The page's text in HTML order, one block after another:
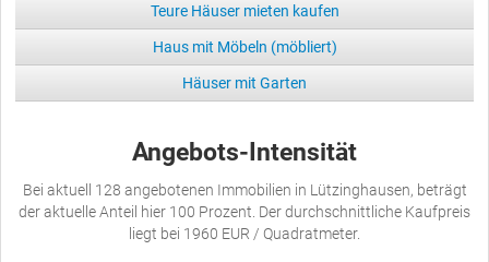
Teure Häuser mieten kaufen
Haus mit Möbeln (möbliert)
Häuser mit Garten
Angebots-Intensität
Bei aktuell 128 angebotenen Immobilien in Lützinghausen, beträgt
der aktuelle Anteil hier 100 Prozent. Der durchschnittliche Kaufpreis
liegt bei 1960 EUR / Quadratmeter.